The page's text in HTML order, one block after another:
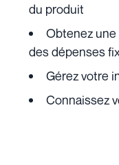
du produit
Obtenez
des dépenses
Gérez votre
Connaissez